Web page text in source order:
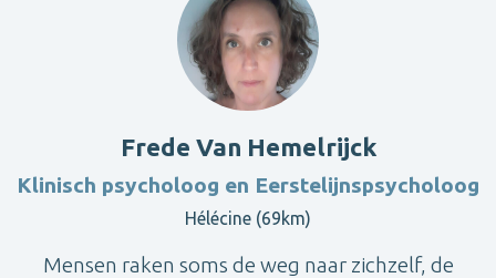
Frede Van Hemelrijck
Klinisch psycholoog en Eerstelijnspsycholoog
Hélécine (69km)
Mensen raken soms de weg naar zichzelf, de